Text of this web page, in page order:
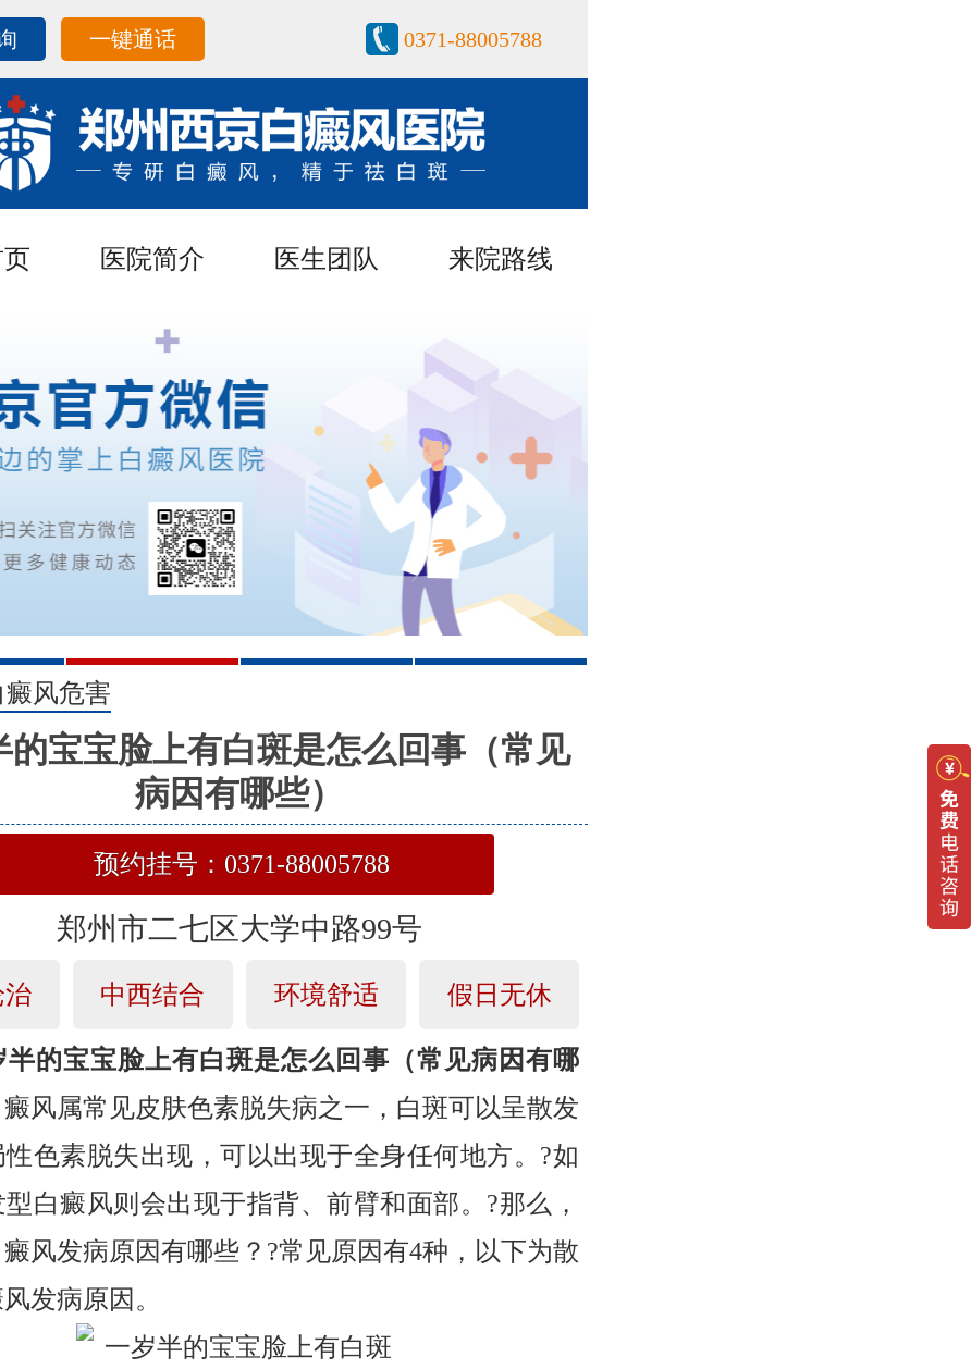
一键通话 0371-88005788
医院简介 医生团队 来院路线
2 3 4
癜风危害
的宝宝脸上有白斑是怎么回事（常见
病因有哪些）
预约挂号：0371-88005788
郑州市二七区大学中路99号
治 中西结合 环境舒适 假日无休
半的宝宝脸上有白斑是怎么回事（常见病因有哪
癜风属常见皮肤色素脱失病之一，白斑可以呈散发
色素脱失出现，可以出现于全身任何地方。?如
白癜风则会出现于指背、前臂和面部。?那么，
风发病原因有哪些？?常见原因有4种，以下为散
发病原因。